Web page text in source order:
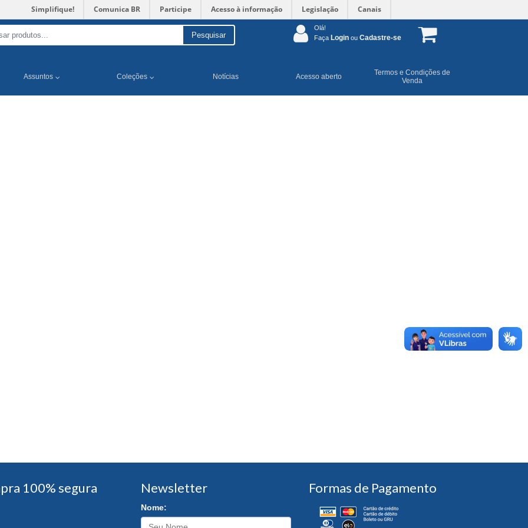
Simplifique! Comunica BR Participe Acesso à informação Legislação Canais
Pesquisar
Olá!
Faça Login ou Cadastre-se
Assuntos Coleções Notícias Acesso aberto
Termos e Condições de
Venda
100% segura Newsletter
Nome:
Formas de Pagamento